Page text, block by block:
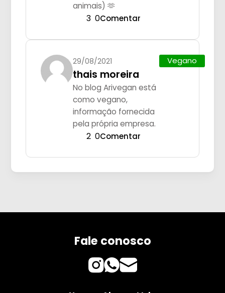
animais) 🫶
3 0Comentar
29/08/2021
thais moreira
No blog Arivegan está
como vegano,
informação fornecida
pela própria empresa.
Vegano
2 0Comentar
Fale conosco